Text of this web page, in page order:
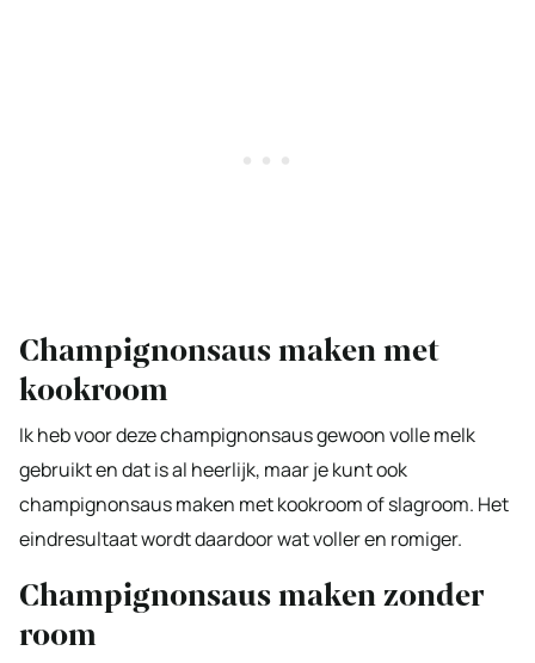
Champignonsaus maken met
kookroom
Ik heb voor deze champignonsaus gewoon volle melk
gebruikt en dat is al heerlijk, maar je kunt ook
champignonsaus maken met kookroom of slagroom. Het
eindresultaat wordt daardoor wat voller en romiger.
Champignonsaus maken zonder
room